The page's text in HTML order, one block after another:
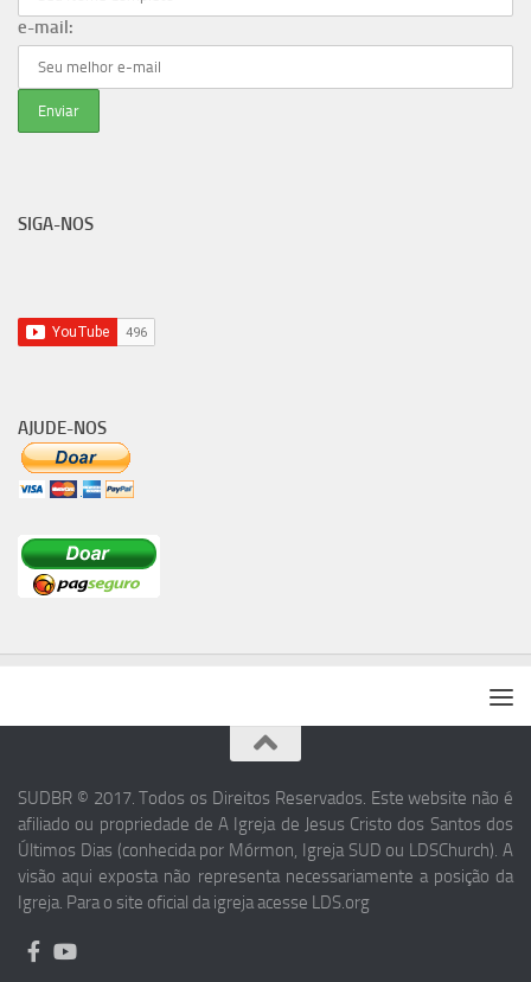
e-mail:
SIGA-NOS
AJUDE-NOS
SUDBR © 2017. Todos os Direitos Reservados. Este website não é
afiliado ou propriedade de A Igreja de Jesus Cristo dos Santos dos
Últimos Dias (conhecida por Mórmon, Igreja SUD ou LDSChurch). A
visão aqui exposta não representa necessariamente a posição da
Igreja. Para o site oficial da igreja acesse LDS.org